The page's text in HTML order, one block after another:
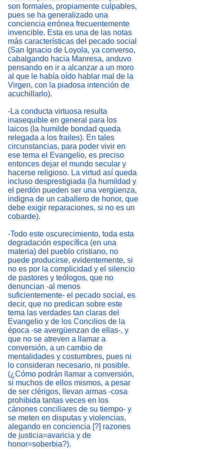
son formales, propiamente culpables,
pues se ha generalizado una
conciencia errónea frecuentemente
invencible. Esta es una de las notas
más características del pecado social
(San Ignacio de Loyola, ya converso,
cabalgando hacia Manresa, anduvo
pensando en ir a alcanzar a un moro
al que le había oído hablar mal de la
Virgen, con la piadosa intención de
acuchillarlo).
-La conducta virtuosa resulta
inasequible en general para los
laicos (la humilde bondad queda
relegada a los frailes). En tales
circunstancias, para poder vivir en
ese tema el Evangelio, es preciso
entonces dejar el mundo secular y
hacerse religioso. La virtud así queda
incluso desprestigiada (la humildad y
el perdón pueden ser una vergüenza,
indigna de un caballero de honor, que
debe exigir reparaciones, si no es un
cobarde).
-Todo este oscurecimiento, toda esta
degradación específica (en una
materia) del pueblo cristiano, no
puede producirse, evidentemente, si
no es por la complicidad y el silencio
de pastores y teólogos, que no
denuncian -al menos
suficientemente- el pecado social, es
decir, que no predican sobre este
tema las verdades tan claras del
Evangelio y de los Concilios de la
época -se avergüenzan de ellas-, y
que no se atreven a llamar a
conversión, a un cambio de
mentalidades y costumbres, pues ni
lo consideran necesario, ni posible.
(¿Cómo podrán llamar a conversión,
si muchos de ellos mismos, a pesar
de ser clérigos, llevan armas -cosa
prohibida tantas veces en los
cánones conciliares de su tiempo- y
se meten en disputas y violencias,
alegando en conciencia [?] razones
de justicia=avaricia y de
honor=soberbia?).